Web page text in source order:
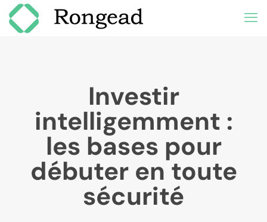
Investir
intelligemment :
les bases pour
débuter en toute
sécurité